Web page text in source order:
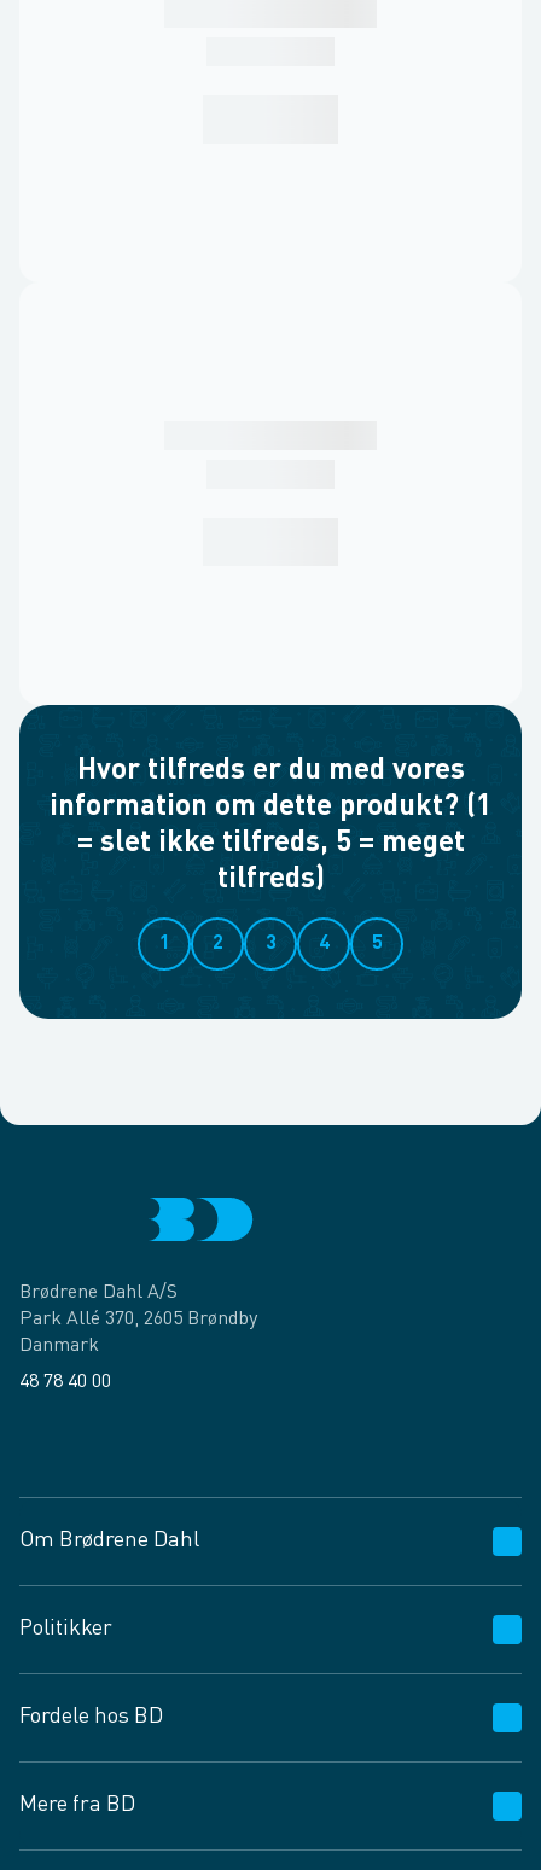
Hvor tilfreds er du med vores
information om dette produkt? (1
= slet ikke tilfreds, 5 = meget
tilfreds)
1 2 3 4 5
Brødrene Dahl A/S
Park Allé 370, 2605 Brøndby
Danmark
48 78 40 00
Om Brødrene Dahl
Vagttelefon 30 10 89 89
Spørgsmål og svar
Job og karriere
Fødevarekontrolrapport
Politikker
Privatlivspolitik
Cookies
Vilkår og betingelser
Fordele hos BD
BD app
BD.dk services
Mere fra BD